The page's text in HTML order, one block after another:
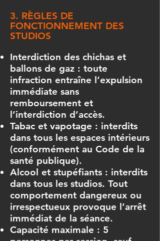
3. RÈGLES DE
FONCTIONNEMENT DES
STUDIOS
Interdiction des chichas et
ballons de gaz : toute
infraction entraîne l’expulsion
immédiate sans
remboursement et
l’interdiction d’accès.
Tabac et vapotage : interdits
dans tous les espaces intérieurs
(conformément au Code de la
santé publique).
Alcool et stupéfiants : interdits
dans tous les studios. Tout
comportement dangereux ou
irrespectueux provoque l’arrêt
immédiat de la séance.
Capacité maximale : 5